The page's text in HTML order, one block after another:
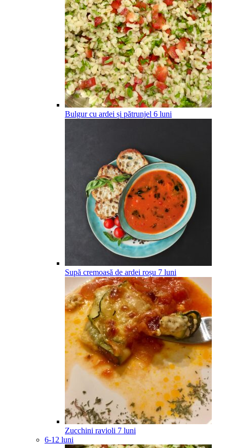
Bulgur cu ardei și pătrunjel 6 luni
Supă cremoasă de ardei roșu 7 luni
Zucchini ravioli 7 luni
6-12 luni